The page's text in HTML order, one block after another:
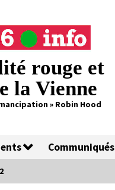
rouge et
la Vienne
» Robin Hood
Communiqués